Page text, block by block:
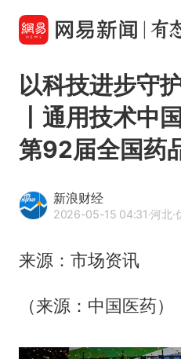
以科技进步守
丨通用技术中
第92届全国药
新浪财经
2026-05-15 04:31·河北·
来源：市场资讯
（来源：中国医药）